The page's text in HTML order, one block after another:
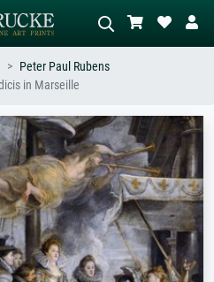
Beschreiben Sie die Szene – z.B. Grüne
Wiese, Abstrakt mit viel Rot, Dunkles
Ölgemälde, Stehender Akt neben einem
Baum.
Peter Paul Rubens
in Marseille